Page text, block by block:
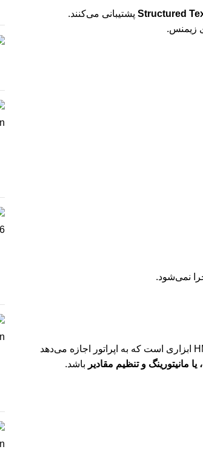
Structured پشتیبانی می‌کنند.
است. همان‌طور که از نامش پیداست، HMI ابزاری است که به اپراتور اجازه می‌دهد
مانیتورینگ و تنظیم مقادیر باشد.